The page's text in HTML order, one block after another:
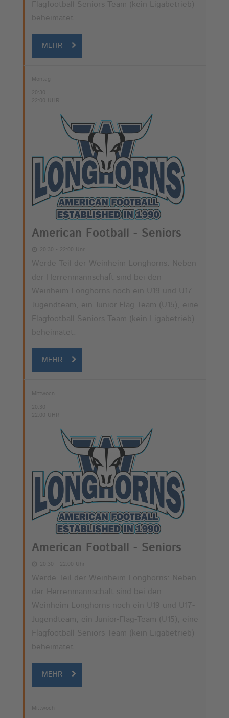
Flagfootball Seniors Team (kein Ligabetrieb)
beheimatet.
MEHR
20:30
22:00 UHR
American Football - Seniors
20:30 - 22:00 Uhr
Werde Teil der Weinheim Longhorns: Neben
der Herrenmannschaft sind bei den
Weinheim Longhorns noch ein U19 und U17-
Jugendteam, ein Junior-Flag-Team (U15), eine
Flagfootball Seniors Team (kein Ligabetrieb)
beheimatet.
MEHR
20:30
22:00 UHR
American Football - Seniors
20:30 - 22:00 Uhr
Werde Teil der Weinheim Longhorns: Neben
der Herrenmannschaft sind bei den
Weinheim Longhorns noch ein U19 und U17-
Jugendteam, ein Junior-Flag-Team (U15), eine
Flagfootball Seniors Team (kein Ligabetrieb)
beheimatet.
MEHR